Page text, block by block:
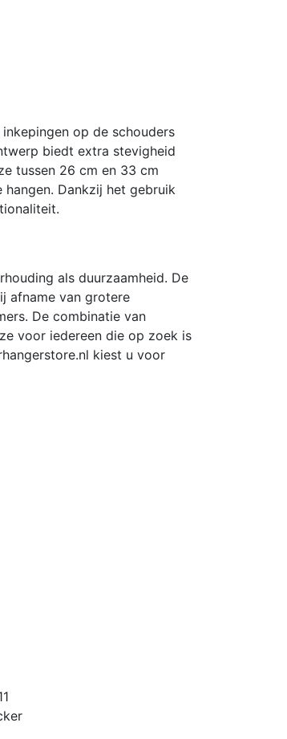
inkepingen op de schouders
biedt extra stevigheid
tussen 26 cm en 33 cm
Dankzij het gebruik
als duurzaamheid. De
afname van grotere
De combinatie van
voor iedereen die op zoek is
kiest u voor